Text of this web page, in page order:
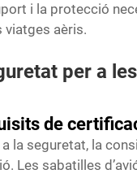
i la protecció
viatges aèris.
per a
de
a la seguretat, la
Les sabatilles